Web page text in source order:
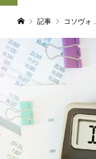
記事 コソヴォ